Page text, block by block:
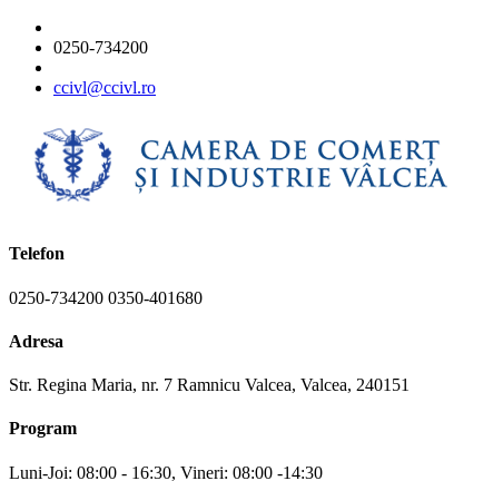
0250-734200
ccivl@ccivl.ro
Telefon
0250-734200 0350-401680
Adresa
Str. Regina Maria, nr. 7 Ramnicu Valcea, Valcea, 240151
Program
Luni-Joi: 08:00 - 16:30, Vineri: 08:00 -14:30